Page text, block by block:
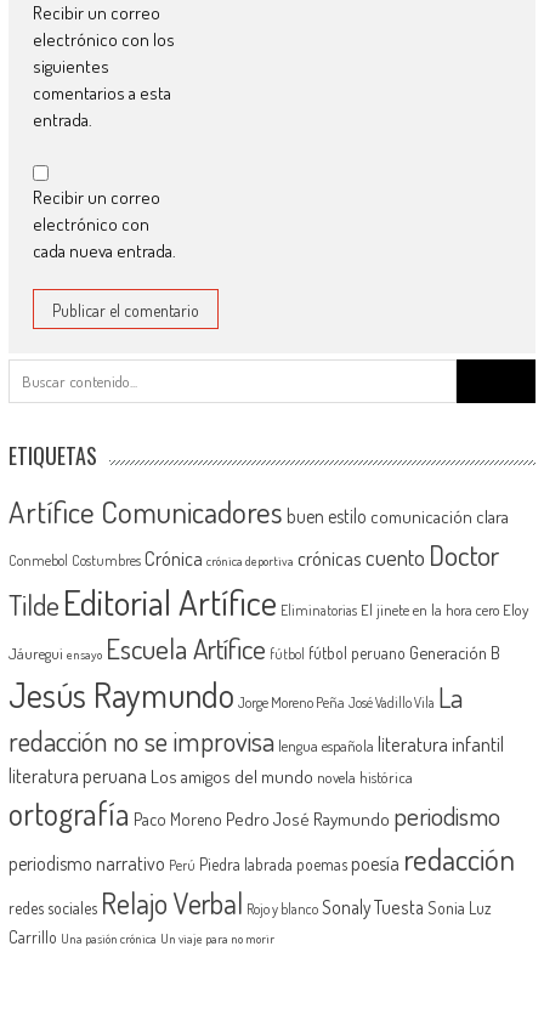
Recibir un correo
electrónico con los
siguientes
comentarios a esta
entrada.
Recibir un correo
electrónico con
cada nueva entrada.
ETIQUETAS
Artífice Comunicadores buen estilo comunicación clara
Conmebol Costumbres Crónica crónica deportiva crónicascuento Doctor
Tilde Editorial Artífice Eliminatorias El jinete en la hora cero Eloy
Jáuregui ensayo Escuela Artífice fútbol fútbol peruano Generación B
Jesús Raymundo Jorge Moreno Peña José Vadillo Vila La
redacción no se improvisa lengua española literatura infantil
literatura peruana Los amigos del mundo novela histórica
ortografía Paco Moreno Pedro José Raymundo periodismo
periodismo narrativo Perú Piedra labrada poemas poesía redacción
redes sociales Relajo Verbal Rojo y blanco Sonaly Tuesta Sonia Luz
Carrillo Una pasión crónica Un viaje para no morir